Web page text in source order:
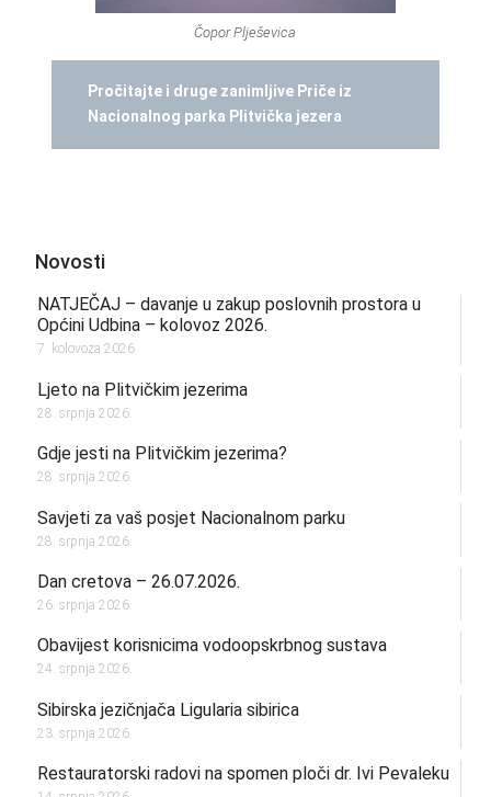
Čopor Plješevica
Pročitajte i druge zanimljive Priče iz
Nacionalnog parka Plitvička jezera
Novosti
NATJEČAJ – davanje u zakup poslovnih prostora u
Općini Udbina – kolovoz 2026.
7. kolovoza 2026.
Ljeto na Plitvičkim jezerima
28. srpnja 2026.
Gdje jesti na Plitvičkim jezerima?
28. srpnja 2026.
Savjeti za vaš posjet Nacionalnom parku
28. srpnja 2026.
Dan cretova – 26.07.2026.
26. srpnja 2026.
Obavijest korisnicima vodoopskrbnog sustava
24. srpnja 2026.
Sibirska jezičnjača Ligularia sibirica
23. srpnja 2026.
Restauratorski radovi na spomen ploči dr. Ivi Pevaleku